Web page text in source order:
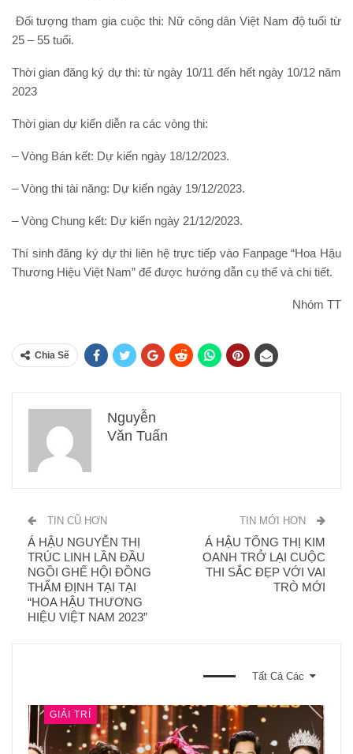
Đối tượng tham gia cuộc thi: Nữ công dân Việt Nam độ tuổi từ
25 – 55 tuổi.
Thời gian đăng ký dự thi: từ ngày 10/11 đến hết ngày 10/12 năm
2023
Thời gian dự kiến diễn ra các vòng thi:
– Vòng Bán kết: Dự kiến ngày 18/12/2023.
– Vòng thi tài năng: Dự kiến ngày 19/12/2023.
– Vòng Chung kết: Dự kiến ngày 21/12/2023.
Thí sinh đăng ký dự thi liên hệ trực tiếp vào Fanpage “Hoa Hậu
Thương Hiệu Việt Nam” để được hướng dẫn cụ thể và chi tiết.
Nhóm TT
Chia Sẽ
Nguyễn
Văn Tuấn
TIN CŨ HƠN
Á HẬU NGUYỄN THỊ
TRÚC LINH LẦN ĐẦU
NGỒI GHẾ HỘI ĐỒNG
THẨM ĐỊNH TẠI TẠI
“HOA HẬU THƯƠNG
HIỆU VIỆT NAM 2023”
TIN MỚI HƠN
Á HẬU TỐNG THỊ KIM
OANH TRỞ LẠI CUỘC
THI SẮC ĐẸP VỚI VAI
TRÒ MỚI
Tất Cả Các
GIẢI TRÍ